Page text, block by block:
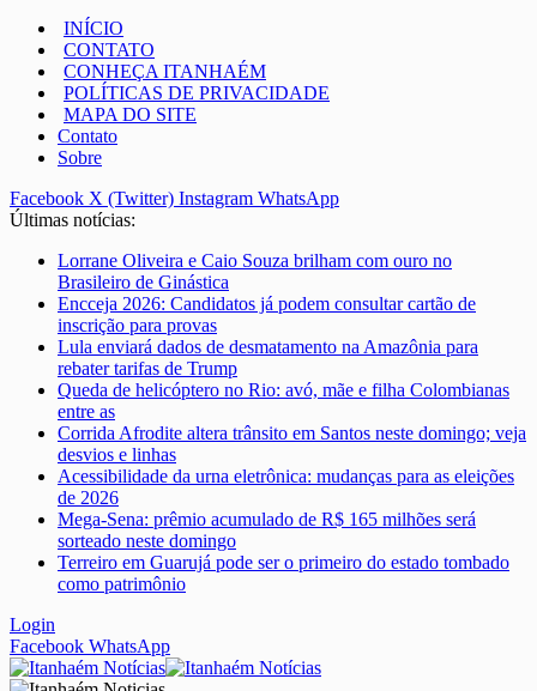
INÍCIO
CONTATO
CONHEÇA ITANHAÉM
POLÍTICAS DE PRIVACIDADE
MAPA DO SITE
Contato
Sobre
Facebook X (Twitter) Instagram WhatsApp
Últimas notícias:
Lorrane Oliveira e Caio Souza brilham com ouro no
Brasileiro de Ginástica
Encceja 2026: Candidatos já podem consultar cartão de
inscrição para provas
Lula enviará dados de desmatamento na Amazônia para
rebater tarifas de Trump
Queda de helicóptero no Rio: avó, mãe e filha Colombianas
entre as
Corrida Afrodite altera trânsito em Santos neste domingo; veja
desvios e linhas
Acessibilidade da urna eletrônica: mudanças para as eleições
de 2026
Mega-Sena: prêmio acumulado de R$ 165 milhões será
sorteado neste domingo
Terreiro em Guarujá pode ser o primeiro do estado tombado
como patrimônio
Login
Facebook WhatsApp